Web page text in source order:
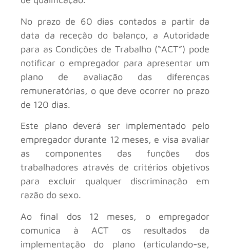
No prazo de 60 dias contados a partir da
data da receção do balanço, a Autoridade
para as Condições de Trabalho (“ACT”) pode
notificar o empregador para apresentar um
plano de avaliação das diferenças
remuneratórias, o que deve ocorrer no prazo
de 120 dias.
Este plano deverá ser implementado pelo
empregador durante 12 meses, e visa avaliar
as componentes das funções dos
trabalhadores através de critérios objetivos
para excluir qualquer discriminação em
razão do sexo.
Ao final dos 12 meses, o empregador
comunica à ACT os resultados da
implementação do plano (articulando-se,